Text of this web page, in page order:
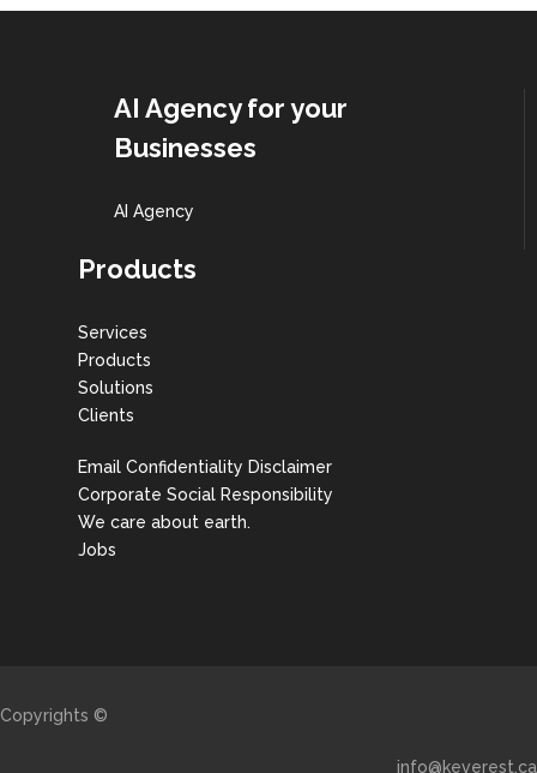
AI Agency for your
Businesses
AI Agency
Products
Services
Products
Solutions
Clients
Email Confidentiality Disclaimer
Corporate Social Responsibility
We care about earth.
Jobs
Copyrights ©
info@keverest.ca